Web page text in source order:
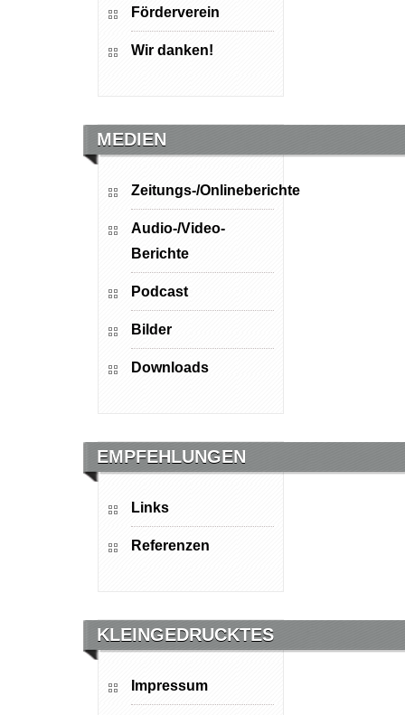
Förderverein
Wir danken!
MEDIEN
Zeitungs-/Onlineberichte
Audio-/Video-
Berichte
Podcast
Bilder
Downloads
EMPFEHLUNGEN
Links
Referenzen
KLEINGEDRUCKTES
Impressum